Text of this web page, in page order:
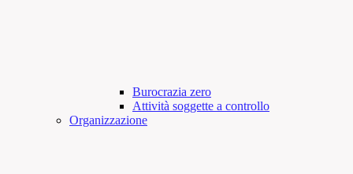
Burocrazia zero
Attività soggette a controllo
Organizzazione